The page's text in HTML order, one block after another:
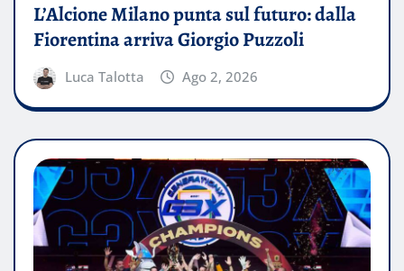
L’Alcione Milano punta sul futuro: dalla
Fiorentina arriva Giorgio Puzzoli
Luca Talotta Ago 2, 2026